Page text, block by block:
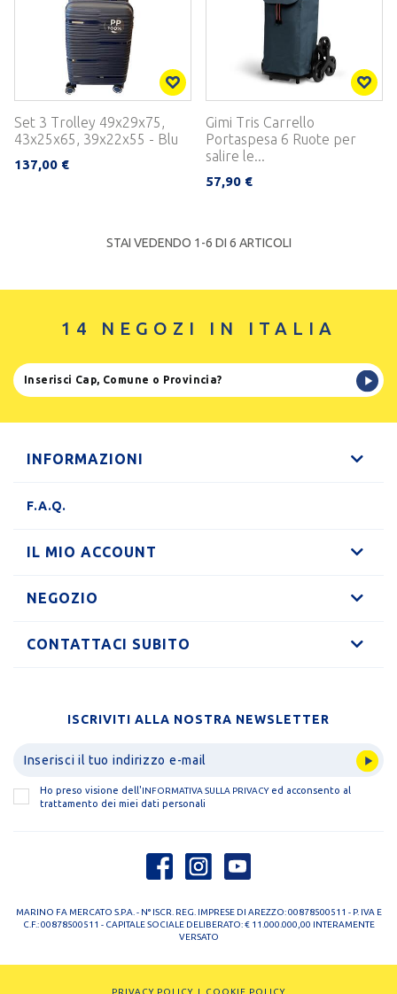
Set 3 Trolley 49x29x75,
43x25x65, 39x22x55 - Blu
137,00 €
Gimi Tris Carrello
Portaspesa 6 Ruote per
salire le...
57,90 €
STAI VEDENDO 1-6 DI 6 ARTICOLI
14 NEGOZI IN ITALIA
INFORMAZIONI
F.A.Q.
IL MIO ACCOUNT
NEGOZIO
CONTATTACI SUBITO
ISCRIVITI ALLA NOSTRA NEWSLETTER
Ho preso visione dell'INFORMATIVA SULLA PRIVACYed acconsento al
trattamento dei miei dati personali
MARINO FA MERCATO S.P.A. - N° ISCR. REG. IMPRESE DI AREZZO: 00878500511 - P. IVA E
C.F.: 00878500511 - CAPITALE SOCIALE DELIBERATO: € 11.000.000,00 INTERAMENTE
VERSATO
PRIVACY POLICY COOKIE POLICY